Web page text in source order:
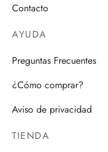
Contacto
AYUDA
Preguntas Frecuentes
¿Cómo comprar?
Aviso de privacidad
TIENDA